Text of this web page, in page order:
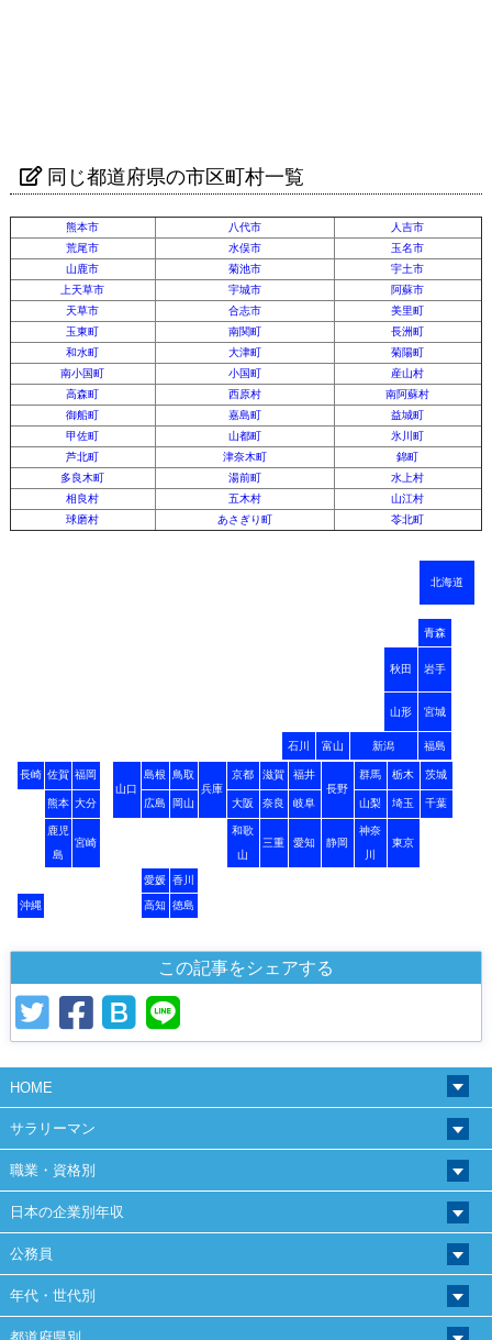
同じ都道府県の市区町村一覧
熊本市 八代市
人吉市
荒尾市
水俣市
玉名市
山鹿市
菊池市
宇土市
上天草市
宇城市
阿蘇市
天草市
合志市
美里町
玉東町
南関町
長洲町
和水町
大津町
菊陽町
南小国町
小国町
産山村
高森町
西原村
南阿蘇村
御船町
嘉島町
益城町
甲佐町
山都町
氷川町
芦北町
津奈木町
錦町
多良木町
湯前町
水上村
相良村
五木村
山江村
球磨村
あさぎり町 苓北町
北海道
青森
秋田 岩手
山形 宮城
石川 富山 新潟 福島
長崎 佐賀 福岡
山口
島根
鳥取
兵庫
京都 滋賀
福井
長野
群馬 栃木 茨城
熊本 大分 広島 岡山 大阪 奈良 岐阜 山梨 埼玉 千葉
鹿児
島
宮崎
和歌
山
三重 愛知 静岡
神奈
川
東京
愛媛 香川
沖縄 高知 徳島
この記事をシェアする
HOME
サラリーマン
職業・資格別
日本の企業別年収
公務員
年代・世代別